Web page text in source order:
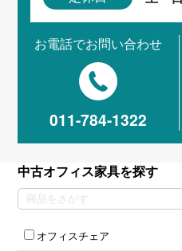
お電話でお問い合わせ
011-784-1322
中古オフィス家具を探す
オフィスチェア